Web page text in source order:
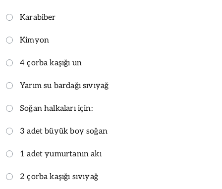
Karabiber
Kimyon
4 çorba kaşığı un
Yarım su bardağı sıvıyağ
Soğan halkaları için:
3 adet büyük boy soğan
1 adet yumurtanın akı
2 çorba kaşığı sıvıyağ